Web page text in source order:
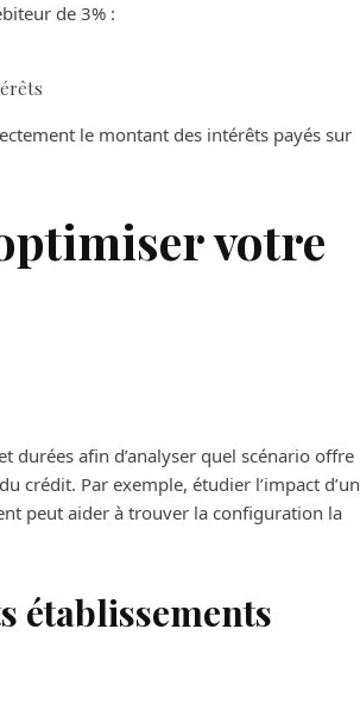
de 3% :
le montant des intérêts payés sur
votre
durées afin d’analyser quel scénario offre
crédit. Par exemple, étudier l’impact d’un
peut aider à trouver la configuration la
établissements